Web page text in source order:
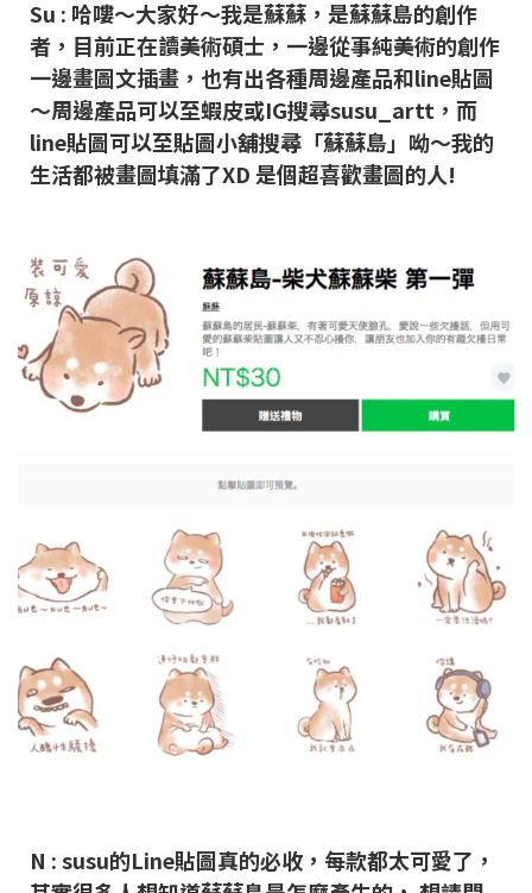
Su : 哈嘍～大家好～我是蘇蘇，是蘇蘇島的創作
者，目前正在讀美術碩士，一邊從事純美術的創作
一邊畫圖文插畫，也有出各種周邊產品和line貼圖
～周邊產品可以至蝦皮或IG搜尋susu_artt，而
line貼圖可以至貼圖小舖搜尋「蘇蘇島」呦～我的
生活都被畫圖填滿了XD 是個超喜歡畫圖的人!
N : susu的Line貼圖真的必收，每款都太可愛了，